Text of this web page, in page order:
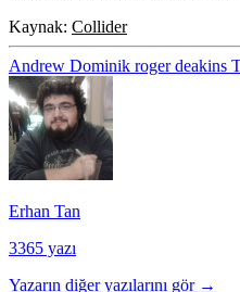
Kaynak: Collider
Andrew Dominik roger deakins
Erhan Tan
3365 yazı
Yazarın diğer yazılarını gör →